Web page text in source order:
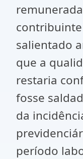
salientado
que a
restaria
fosse
da
período